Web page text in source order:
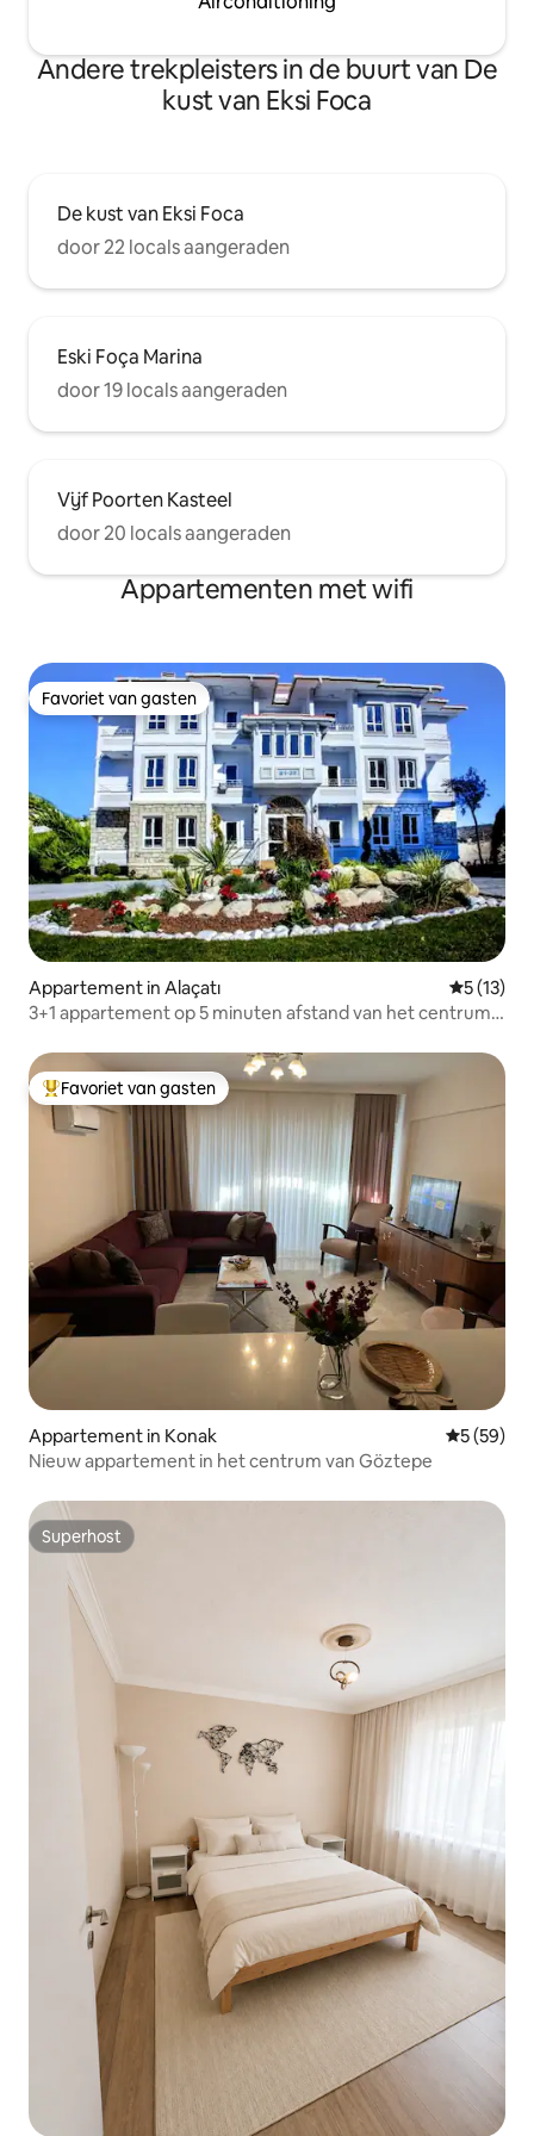
Andere trekpleisters in de buurt van De
kust van Eksi Foca
De kust van Eksi Foca
door 22 locals aangeraden
Eski Foça Marina
door 19 locals aangeraden
Vijf Poorten Kasteel
door 20 locals aangeraden
Appartementen met wifi
Favoriet van gasten
Favoriet van gasten
Appartement in Alaçatı
5 (13)
3+1 appartement op 5 minuten afstand van het centrum
Topfavoriet van gasten
Favoriet van gasten
Appartement in Konak
5 (59)
Nieuw appartement in het centrum van Göztepe
Superhost
Superhost